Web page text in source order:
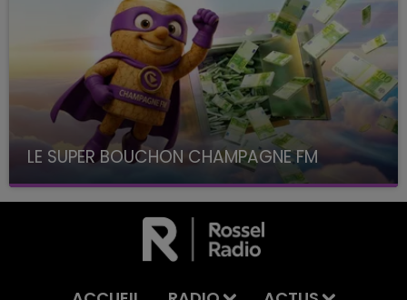
LE SUPER BOUCHON CHAMPAGNE FM
avec La Famille Champagne FM, à 8H10